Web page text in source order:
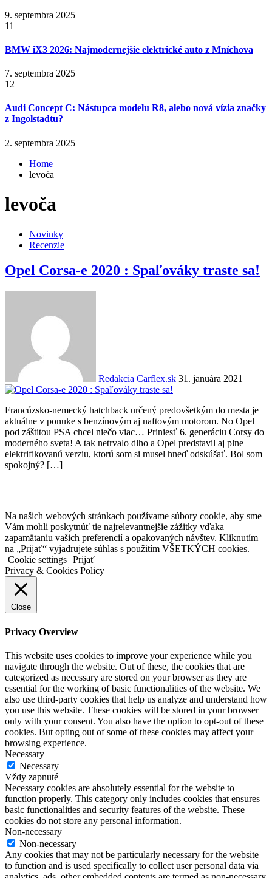
9. septembra 2025
11
BMW iX3 2026: Najmodernejšie elektrické auto z Mníchova
7. septembra 2025
12
Audi Concept C: Nástupca modelu R8, alebo nová vízia značky
z Ingolstadtu?
2. septembra 2025
Home
levoča
levoča
Novinky
Recenzie
Opel Corsa-e 2020 : Spaľováky traste sa!
Redakcia Carflex.sk 31. januára 2021
Francúzsko-nemecký hatchback určený predovšetkým do mesta je
aktuálne v ponuke s benzínovým aj naftovým motorom. No Opel
pod záštitou PSA chcel niečo viac… Priniesť 6. generáciu Corsy do
moderného sveta! A tak netrvalo dlho a Opel predstavil aj plne
elektrifikovanú verziu, ktorú som si musel hneď odskúšať. Bol som
spokojný? […]
Na našich webových stránkach používame súbory cookie, aby sme
Vám mohli poskytnúť tie najrelevantnejšie zážitky vďaka
zapamätaniu vašich preferencií a opakovaných návštev. Kliknutím
na „Prijať“ vyjadrujete súhlas s použitím VŠETKÝCH cookies.
Cookie settings Prijať
Privacy & Cookies Policy
Close
Privacy Overview
This website uses cookies to improve your experience while you
navigate through the website. Out of these, the cookies that are
categorized as necessary are stored on your browser as they are
essential for the working of basic functionalities of the website. We
also use third-party cookies that help us analyze and understand how
you use this website. These cookies will be stored in your browser
only with your consent. You also have the option to opt-out of these
cookies. But opting out of some of these cookies may affect your
browsing experience.
Necessary
Necessary
Vždy zapnuté
Necessary cookies are absolutely essential for the website to
function properly. This category only includes cookies that ensures
basic functionalities and security features of the website. These
cookies do not store any personal information.
Non-necessary
Non-necessary
Any cookies that may not be particularly necessary for the website
to function and is used specifically to collect user personal data via